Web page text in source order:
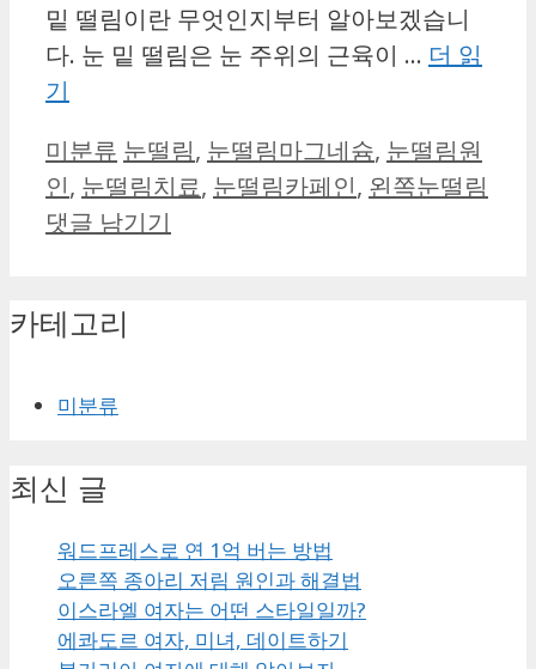
밑 떨림이란 무엇인지부터 알아보겠습니
다. 눈 밑 떨림은 눈 주위의 근육이 … 더 읽
기
카
테
고
미분류 태
그
눈떨림, 눈떨림마그네슘, 눈떨림원
인, 눈떨림치료, 눈떨림카페인, 왼쪽눈떨림
댓글 남기기
카테고리
미분류
최신 글
워드프레스로 연 1억 버는 방법
오른쪽 종아리 저림 원인과 해결법
이스라엘 여자는 어떤 스타일일까?
에콰도르 여자, 미녀, 데이트하기